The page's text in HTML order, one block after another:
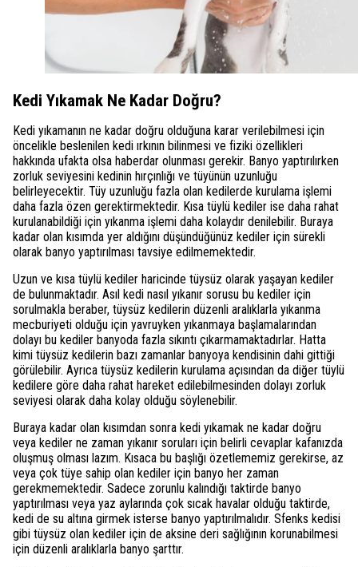
Kedi Yıkamak Ne Kadar Doğru?
Kedi yıkamanın ne kadar doğru olduğuna karar verilebilmesi için
öncelikle beslenilen kedi ırkının bilinmesi ve fiziki özellikleri
hakkında ufakta olsa haberdar olunması gerekir. Banyo yaptırılırken
zorluk seviyesini kedinin hırçınlığı ve tüyünün uzunluğu
belirleyecektir. Tüy uzunluğu fazla olan kedilerde kurulama işlemi
daha fazla özen gerektirmektedir. Kısa tüylü kediler ise daha rahat
kurulanabildiği için yıkanma işlemi daha kolaydır denilebilir. Buraya
kadar olan kısımda yer aldığını düşündüğünüz kediler için sürekli
olarak banyo yaptırılması tavsiye edilmemektedir.
Uzun ve kısa tüylü kediler haricinde tüysüz olarak yaşayan kediler
de bulunmaktadır. Asıl kedi nasıl yıkanır sorusu bu kediler için
sorulmakla beraber, tüysüz kedilerin düzenli aralıklarla yıkanma
mecburiyeti olduğu için yavruyken yıkanmaya başlamalarından
dolayı bu kediler banyoda fazla sıkıntı çıkarmamaktadırlar. Hatta
kimi tüysüz kedilerin bazı zamanlar banyoya kendisinin dahi gittiği
görülebilir. Ayrıca tüysüz kedilerin kurulama açısından da diğer tüylü
kedilere göre daha rahat hareket edilebilmesinden dolayı zorluk
seviyesi olarak daha kolay olduğu söylenebilir.
Buraya kadar olan kısımdan sonra kedi yıkamak ne kadar doğru
veya kediler ne zaman yıkanır soruları için belirli cevaplar kafanızda
oluşmuş olması lazım. Kısaca bu başlığı özetlememiz gerekirse, az
veya çok tüye sahip olan kediler için banyo her zaman
gerekmemektedir. Sadece zorunlu kalındığı taktirde banyo
yaptırılması veya yaz aylarında çok sıcak havalar olduğu taktirde,
kedi de su altına girmek isterse banyo yaptırılmalıdır. Sfenks kedisi
gibi tüysüz olan kediler için de aksine deri sağlığının korunabilmesi
için düzenli aralıklarla banyo şarttır.